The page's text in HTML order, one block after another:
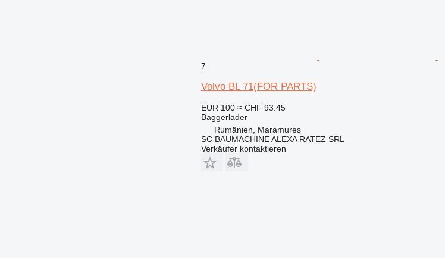
7
Volvo BL 71(FOR PARTS)
EUR 100 ≈ CHF 93.45
Baggerlader
Rumänien, Maramures
SC BAUMACHINE ALEXA RATEZ SRL
Verkäufer kontaktieren